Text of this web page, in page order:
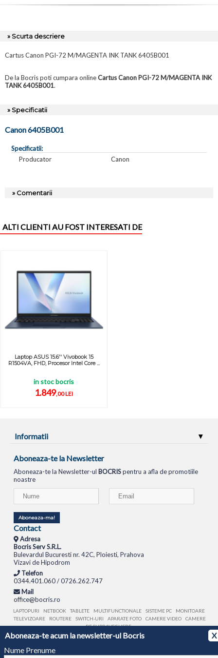
Aboneaza-te acum la newsletter-ul Bocris
X
Nume Prenume
» Scurta descriere
Cartus Canon PGI-72 M/MAGENTA INK TANK 6405B001
De la Bocris poti cumpara onlineCartus Canon PGI-72 M/MAGENTA INK
TANK 6405B001.
» Specificatii
Canon 6405B001
Specificatii:
Producator
Canon
» Comentarii
ALTI CLIENTI AU FOST INTERESATI DE
Laptop ASUS 15.6'' Vivobook 15
R1504VA, FHD, Procesor Intel Core ...
in stoc bocris
1.849,00 LEI
Informatii
Aboneaza-te la Newsletter
Aboneaza-te la Newsletter-ul BOCRISpentru a afla de promotiile
noastre
Aboneaza-ma!
Contact
Adresa
Bocris Serv S.R.L.
Bulevardul Bucuresti nr. 42C, Ploiesti, Prahova
Vizavi de Hipodrom
Telefon
0344.401.060 / 0726.262.747
Mail
office@bocris.ro
LAPTOPURI NETBOOK TABLETE MULTIFUNCTIONALE SISTEME PC
MONITOARE
TELEVIZOARE
ROUTERE SWITCH-URI APARATE FOTO CAMERE VIDEO
CAMERE
DE SUPRAVEGHERE
© 1994 - 2026 BOCRIS SERV S.R.L. | CUI: RO6260085, REG. COM.: J29/2413/1994